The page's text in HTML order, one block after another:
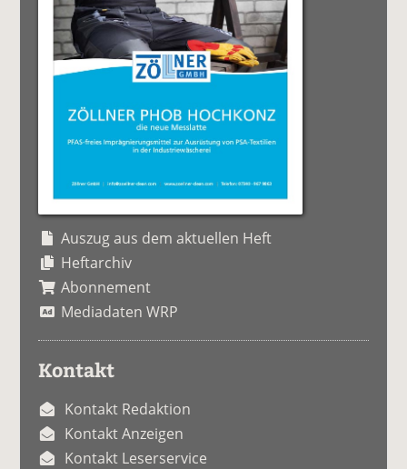
Auszug aus dem aktuellen Heft
Heftarchiv
Abonnement
Mediadaten WRP
Kontakt
Kontakt Redaktion
Kontakt Anzeigen
Kontakt Leserservice